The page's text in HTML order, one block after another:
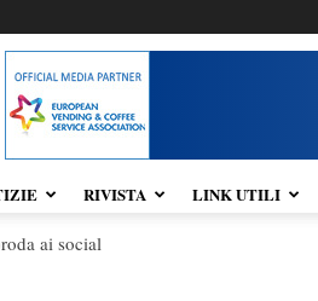
RIVISTA LINK UTILI
ai social